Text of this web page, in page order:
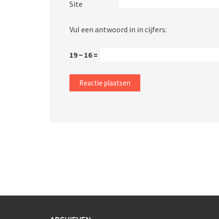
Site
Vul een antwoord in in cijfers:
19 − 16 =